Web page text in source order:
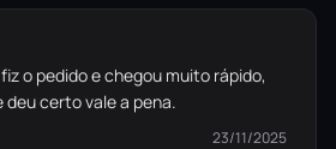
o pedido e chegou muito rápido,
deu certo vale a pena.
23/11/2025